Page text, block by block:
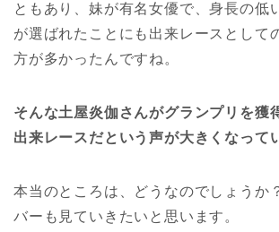
ともあり、妹が有名女優で、身長の低
が選ばれたことにも出来レースとして
方が多かったんですね。
そんな土屋炎伽さんがグランプリを獲
出来レースだという声が大きくなって
本当のところは、どうなのでしょうか
バーも見ていきたいと思います。